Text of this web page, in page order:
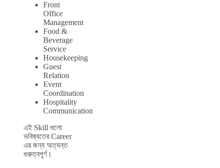
Front
Office
Management
Food &
Beverage
Service
Housekeeping
Guest
Relation
Event
Coordination
Hospitality
Communication
এই Skill গুলো
ভবিষ্যতের Career
এর জন্য অত্যন্ত
গুরুত্বপূর্ণ।